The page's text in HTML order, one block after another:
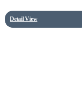
Detail View